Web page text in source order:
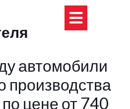
автомобили
производства
цене от 740